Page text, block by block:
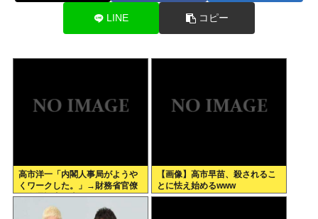
LINE コピー
高市洋一「内閣人事局がようや
くワークした。」→財務省官僚
の左遷記事を喜んでポスト
【画像】高市早苗、殺されるこ
とに怯え始めるwww